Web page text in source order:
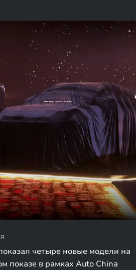
четыре новые модели на
показе в рамках Auto China